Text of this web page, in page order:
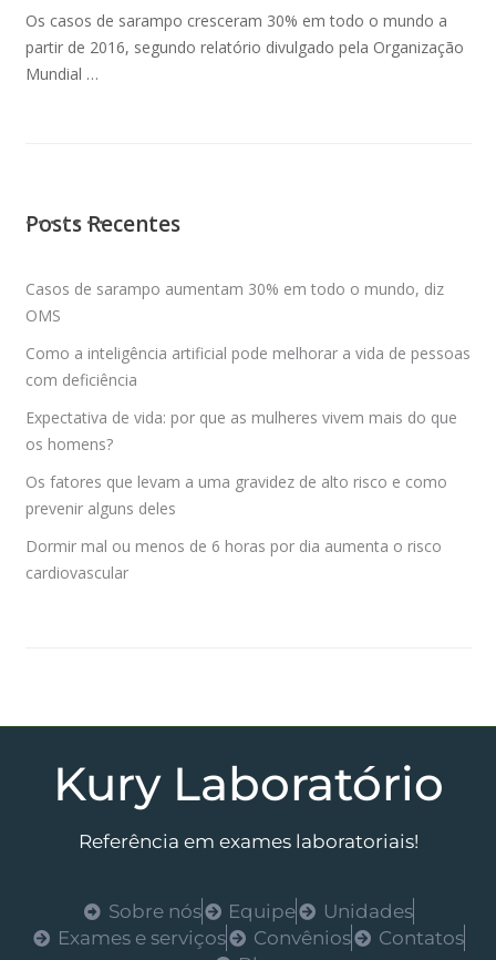
Os casos de sarampo cresceram 30% em todo o mundo a
partir de 2016, segundo relatório divulgado pela Organização
Mundial …
Posts Recentes
Casos de sarampo aumentam 30% em todo o mundo, diz
OMS
Como a inteligência artificial pode melhorar a vida de pessoas
com deficiência
Expectativa de vida: por que as mulheres vivem mais do que
os homens?
Os fatores que levam a uma gravidez de alto risco e como
prevenir alguns deles
Dormir mal ou menos de 6 horas por dia aumenta o risco
cardiovascular
Kury Laboratório
Referência em exames laboratoriais!
Sobre nós Equipe
Unidades
Exames e serviços
Convênios
Contatos